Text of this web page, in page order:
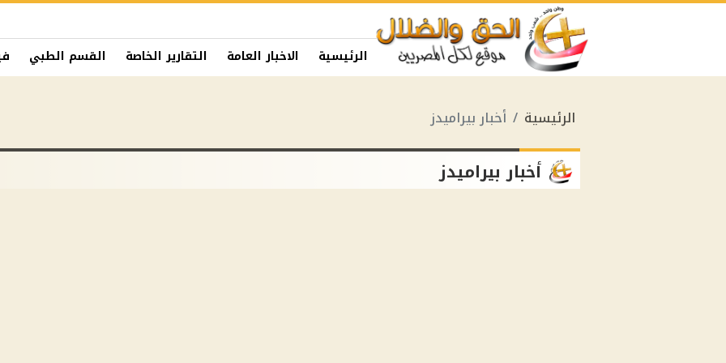
الرئيسية الاخبار العامة التقارير الخاصة القسم الطبي
الرئيسية أخبار بيراميدز
أخبار بيراميدز